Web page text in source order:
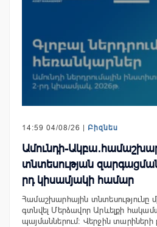
14:59 04/08/26 | Բիզնես
Ամունդի-
տնտեսության
րդ կիսամյակի համար
Համաշխարհային տնտեսությունը
գտնվել Մերձավոր Արևելքի
պայմաններում։ Վերջին